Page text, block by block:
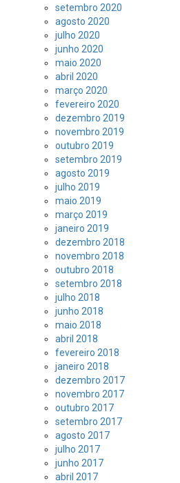
setembro 2020
agosto 2020
julho 2020
junho 2020
maio 2020
abril 2020
março 2020
fevereiro 2020
dezembro 2019
novembro 2019
outubro 2019
setembro 2019
agosto 2019
julho 2019
maio 2019
março 2019
janeiro 2019
dezembro 2018
novembro 2018
outubro 2018
setembro 2018
julho 2018
junho 2018
maio 2018
abril 2018
fevereiro 2018
janeiro 2018
dezembro 2017
novembro 2017
outubro 2017
setembro 2017
agosto 2017
julho 2017
junho 2017
abril 2017